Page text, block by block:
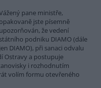
pane ministře,
opakovaně jste písemně
upozorňován, že vedení
státního podniku DIAMO (dále
jen DIAMO), při sanaci odvalu
Ostravy a postupuje
i rozhodnutím
volím formu otevřeného